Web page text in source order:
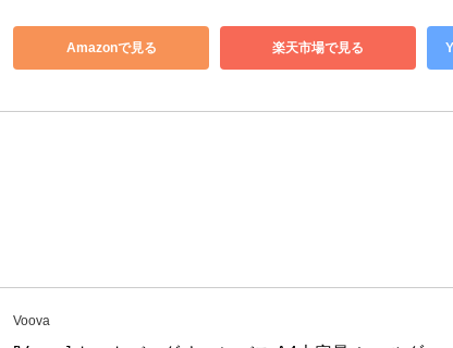
Amazonで見る 楽天市場で見る
Voova